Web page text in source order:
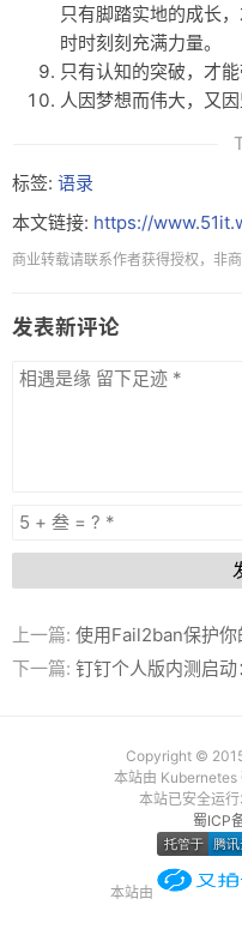
只有脚踏实地的成长
时时刻刻充满力量。
只有认知的突破，才能
人因梦想而伟大，又因
标签: 语录
本文链接: https://
商业转载请联系作者获得授权，非
发表新评论
上一篇: 使用Fail2ban保护
下一篇: 钉钉个人版内测启
Copyright ©
本站由
本站已安全运
蜀ICP
本站由